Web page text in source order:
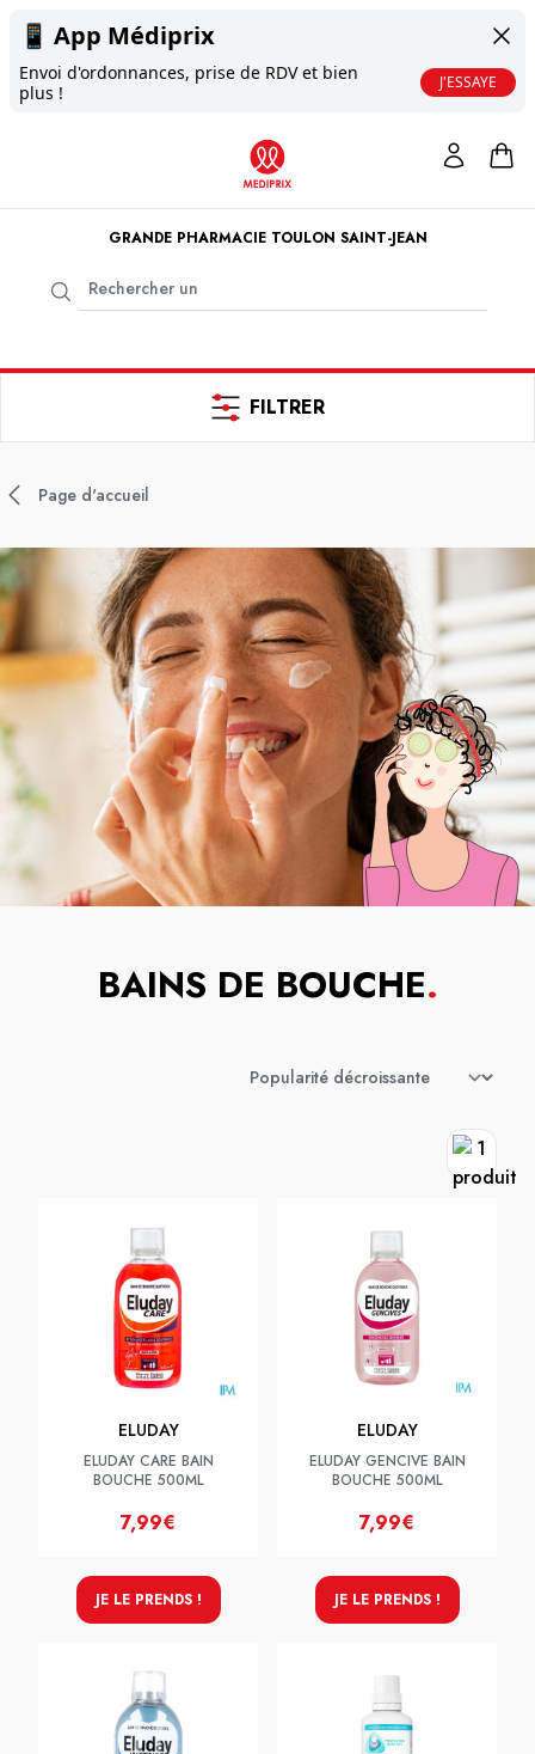
📱 App Médiprix
Envoi d'ordonnances, prise de RDV et bien
plus !
J'ESSAYE
GRANDE PHARMACIE TOULON SAINT-JEAN
FILTRER
Page d'accueil
BAINS DE BOUCHE.
ELUDAY
ELUDAY CARE BAIN
BOUCHE 500ML
7,99€
JE LE PRENDS !
ELUDAY
ELUDAY GENCIVE BAIN
BOUCHE 500ML
7,99€
JE LE PRENDS !